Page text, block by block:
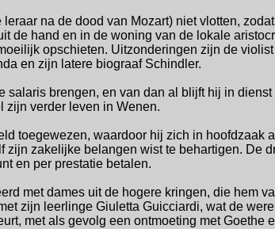
na de dood van Mozart) niet vlotten,
de hand en in de woning van de lokale
opschieten. Uitzonderingen zijn de
en zijn latere biograaf Schindler.
salaris brengen, en van dan al blijft hij in
zijn verder leven in Wenen.
toegewezen, waardoor hij zich in hoofdzaak
zakelijke belangen wist te behartigen. De
en per prestatie betalen.
met dames uit de hogere kringen, die hem
zijn leerlinge Giuletta Guicciardi, wat de
met als gevolg een ontmoeting met Goethe